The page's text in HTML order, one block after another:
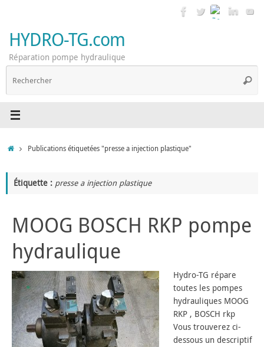
contenu
HYDRO-TG.com
Réparation pompe hydraulique
AccueilPublications étiquetées "presse a injection plastique"
Étiquette : presse a injection plastique
MOOG BOSCH RKP pompe
hydraulique
Hydro-TG répare
toutes les pompes
hydrauliques MOOG
RKP , BOSCH rkp
Vous trouverez ci-
dessous un descriptif